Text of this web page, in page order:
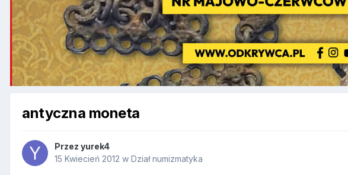
antyczna moneta
Przez yurek4
15 Kwiecień 2012 w Dział numizmatyka